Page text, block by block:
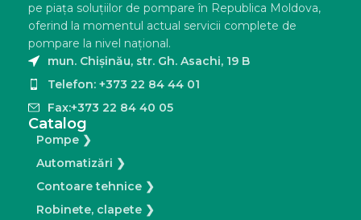
pe piaţa soluţiilor de pompare în Republica Moldova,
oferind la momentul actual servicii complete de
pompare la nivel naţional.
mun. Chișinău, str. Gh. Asachi, 19 B
Telefon: +373 22 84 44 01
Fax:+373 22 84 40 05
Catalog
Pompe ❯
Automatizări ❯
Contoare tehnice ❯
Robinete, clapete ❯